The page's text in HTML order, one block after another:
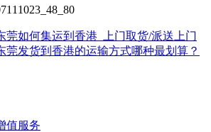
莞如何集运到香港_上门取货/派送上门
莞发货到香港的运输方式哪种最划算？
值服务